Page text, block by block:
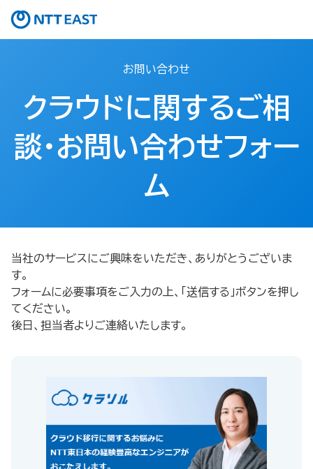
お問い合わせ
クラウドに関するご相
談・お問い合わせフォー
ム
当社のサービスにご興味をいただき、ありがとうございま
す。
フォームに必要事項をご入力の上、「送信する」ボタンを押し
てください。
後日、担当者よりご連絡いたします。